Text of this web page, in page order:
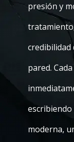
presión y
credibilidad
pared.
escribiendo
moderna,